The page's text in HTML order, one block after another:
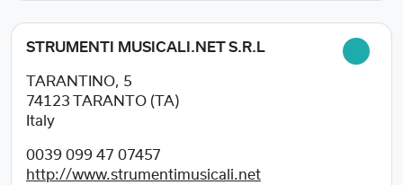
STRUMENTI MUSICALI.NET S.R.L
TARANTINO, 5
74123
TARANTO (TA)
Italy
0039 099 47 07457
http://www.strumentimusicali.net